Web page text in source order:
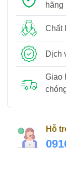
hãng
Chất
Dịch
Giao
Hỗ